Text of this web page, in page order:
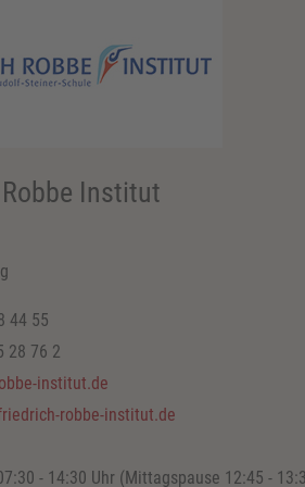
Institut
44 55
28 76 2
institut.de
robbe-institut.de
- 14:30 Uhr (Mittagspause 12:45 -